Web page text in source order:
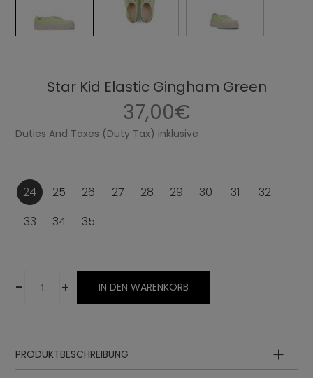
Star Kid Elastic Gingham Green
37,00€
Duties And Taxes (Duty Tax) inklusive
24 25 26 27 28 29 30 31
32
33
34 35
- + IN DEN WARENKORB
PRODUKTBESCHREIBUNG